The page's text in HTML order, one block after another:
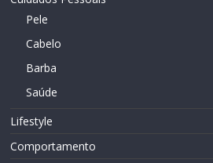
Pele
Cabelo
Barba
Saúde
Lifestyle
Comportamento